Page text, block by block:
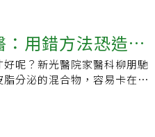
行的醫療計畫。蔡十點是親
是與病人建立信任關係的不
己、衝突化解、心願完成、
就能降低恐懼。蔡兆勳是嘉
上醫科，考量個性較內向，
舜清說，學童健檢不但檢查
肢、泌尿生殖、皮膚、和心
是脊椎側彎，正確來說應該是
以要復健矯正，醫師最終還
亦有助於逐步停藥、回歸正
水魚、蝦、蟹等都屬於高碘
見的含碘鹽也可能會造成甲
少鈉攝取量，或依個人病況
咖啡等高濃度咖啡因可能加
用錯方法恐造成
呢？新光醫院家醫科柳朋馳
分泌的混合物，容易卡在充